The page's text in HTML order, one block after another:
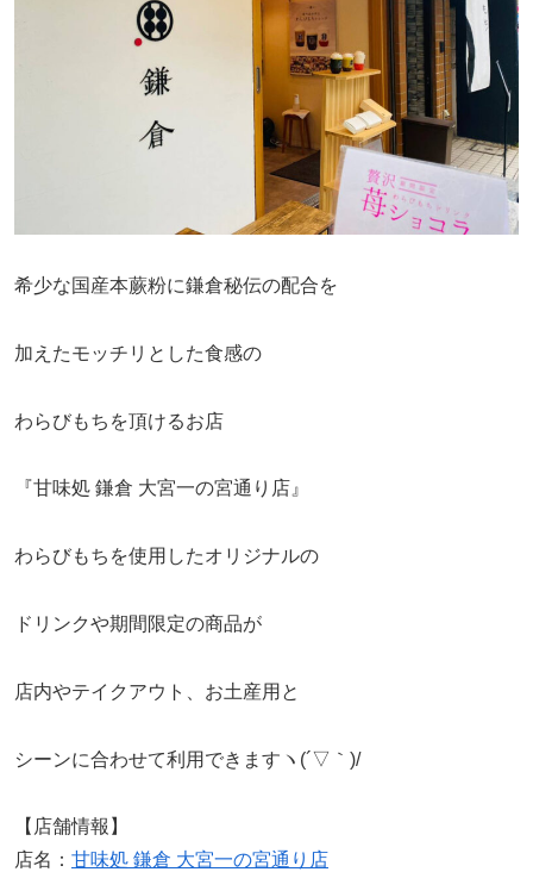
希少な国産本蕨粉に鎌倉秘伝の配合を
加えたモッチリとした食感の
わらびもちを頂けるお店
『甘味処 鎌倉 大宮一の宮通り店』
わらびもちを使用したオリジナルの
ドリンクや期間限定の商品が
店内やテイクアウト、お土産用と
シーンに合わせて利用できますヽ(´▽｀)/
【店舗情報】
店名： 甘味処 鎌倉 大宮一の宮通り店